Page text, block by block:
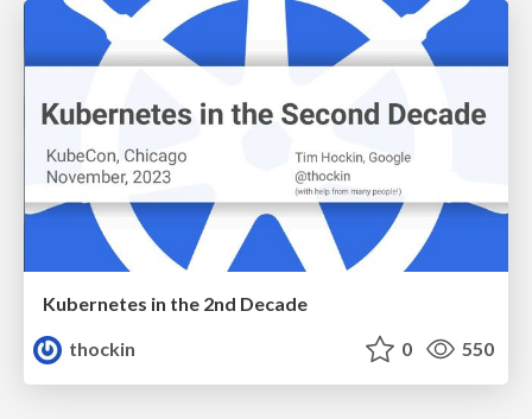
Kubernetes in the 2nd Decade
thockin
0 550